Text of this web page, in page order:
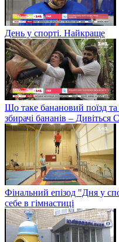
День у спорті. Найкраще
Що таке банановий поїзд та
збирачі бананів – Дивіться
Фінальний епізод "Дня у
себе в гімнастиці